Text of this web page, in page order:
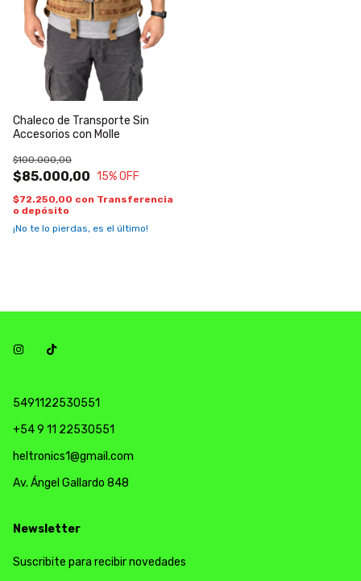
Chaleco de Transporte Sin
Accesorios con Molle
$85.000,00
$100.000,00
15% OFF
$72.250,00 con Transferencia
o depósito
¡No te lo pierdas, es el último!
5491122530551
+54 9 11 22530551
heltronics1@gmail.com
Av. Ángel Gallardo 848
Newsletter
Suscribite para recibir novedades